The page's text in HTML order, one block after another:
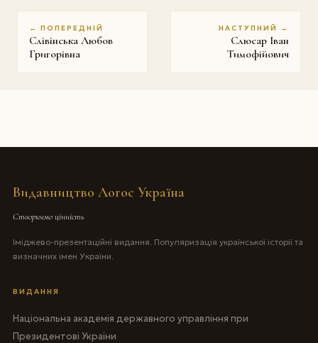
← ПОПЕРЕДНІЙ
Слівінська Любов
Григорівна
НАСТУПНИЙ →
Слюсар Іван
Тимофійович
Видавництво Логос Україна
Створюємо цінність
Іміджево-презентаційні видання. Популяризація української історії та
визначних імен України.
ВИДАННЯ
Національна академія державного управління при
Президентові України